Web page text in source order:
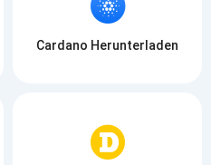
Cardano Herunterladen